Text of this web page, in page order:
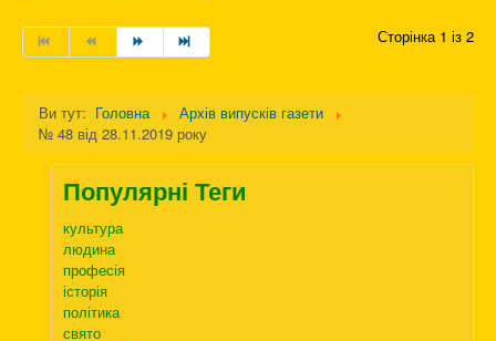
Сторінка 1 із 2
Ви тут: Головна
Архів випусків газети
№ 48 від 28.11.2019 року
Популярні Теги
культура
людина
професія
історія
політика
свято